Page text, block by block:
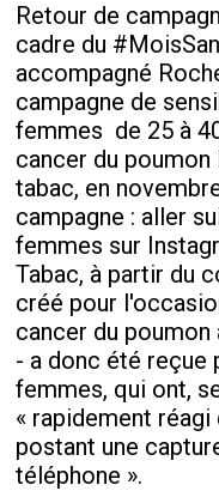
Retour de
cadre du
accompagné
campagne de
femmes de 25 à
cancer du
tabac, en
campagne : aller
femmes sur
Tabac, à partir du
créé pour
cancer du
- a donc été reçue
femmes, qui ont,
« rapidement
postant une
téléphone ».